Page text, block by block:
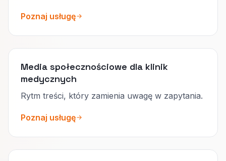
Poznaj usługę
Media społecznościowe dla klinik
medycznych
Rytm treści, który zamienia uwagę w zapytania.
Poznaj usługę